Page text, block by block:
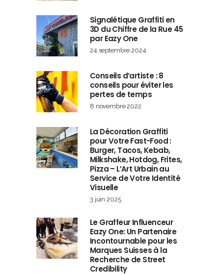
Signalétique Graffiti en
3D du Chiffre de la Rue 45
par Eazy One
24 septembre 2024
Conseils d’artiste : 8
conseils pour éviter les
pertes de temps
8 novembre 2022
La Décoration Graffiti
pour Votre Fast-Food :
Burger, Tacos, Kebab,
Milkshake, Hotdog, Frites,
Pizza – L’Art Urbain au
Service de Votre Identité
Visuelle
3 juin 2025
Le Graffeur Influenceur
Eazy One: Un Partenaire
Incontournable pour les
Marques Suisses à la
Recherche de Street
Credibility